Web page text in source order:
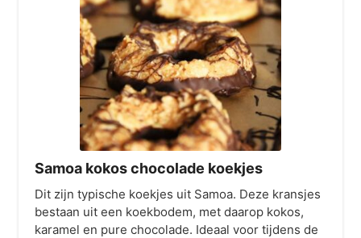
Samoa kokos chocolade koekjes
Dit zijn typische koekjes uit Samoa. Deze kransjes
bestaan uit een koekbodem, met daarop kokos,
karamel en pure chocolade. Ideaal voor tijdens de